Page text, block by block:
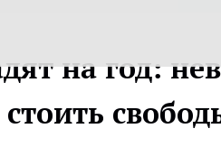
на год: